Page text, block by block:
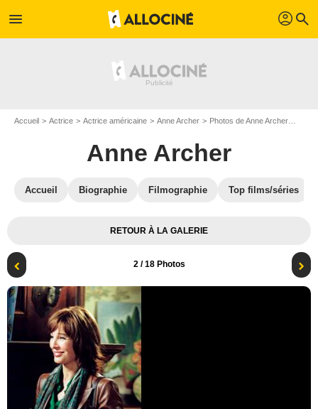
menu profil search
Accueil Actrice Actrice américaine Anne Archer Photos de Anne Archer
Anne Archer
Accueil Biographie Filmographie Top films/séries
RETOUR À LA GALERIE
2/ 18 Photos